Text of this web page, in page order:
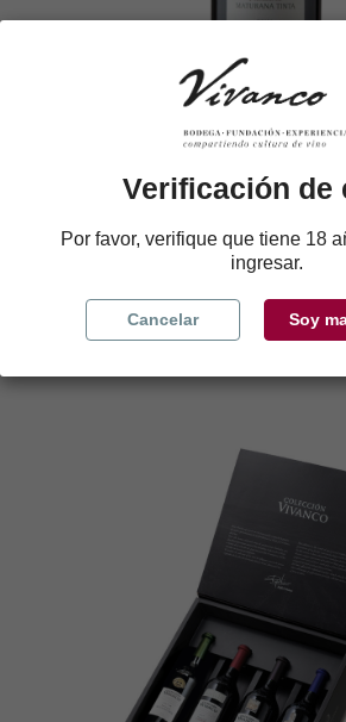
Colección Vivanco Parcelas
38,70 €
Verificación de
Por favor, verifique que tiene 18
ingresar.
Cancelar Soy